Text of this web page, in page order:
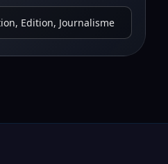
Edition, Journalisme